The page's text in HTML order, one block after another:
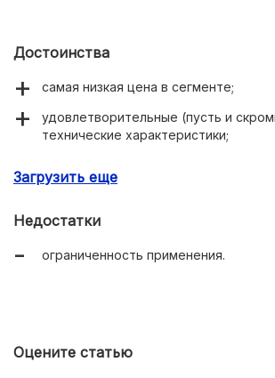
Достоинства
самая низкая цена в сегменте;
удовлетворительные (пусть и
технические характеристики;
Загрузить еще
Недостатки
ограниченность применения.
Оцените статью